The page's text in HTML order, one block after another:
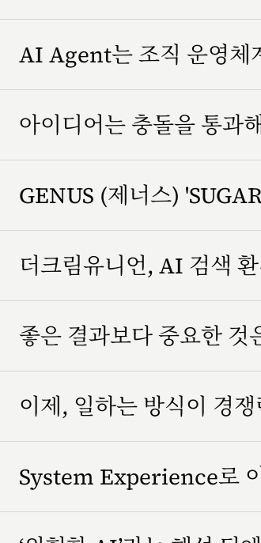
AI Agent는 조직 운영체
아이디어는 충돌을 통과
GENUS (제너스)
더크림유니언, AI 검색
좋은 결과보다 중요한 것
이제, 일하는 방식이 경
System Experience로